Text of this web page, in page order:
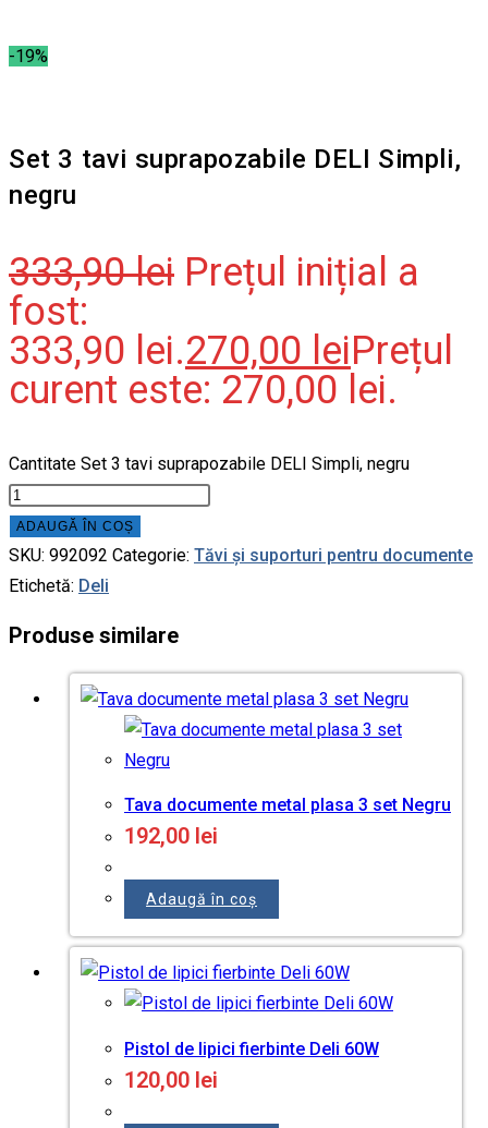
-19%
Set 3 tavi suprapozabile DELI Simpli,
negru
333,90lei Prețul inițial a
fost:
333,90 lei.270,00 leiPrețul
curent este: 270,00 lei.
Cantitate Set 3 tavi suprapozabile DELI Simpli, negru
ADAUGĂ ÎN COȘ
SKU: 992092 Categorie: Tăvi și suporturi pentru documente
Etichetă: Deli
Produse similare
Tava documente metal plasa 3 set Negru
192,00 lei
Adaugă în coș
Pistol de lipici fierbinte Deli 60W
120,00 lei